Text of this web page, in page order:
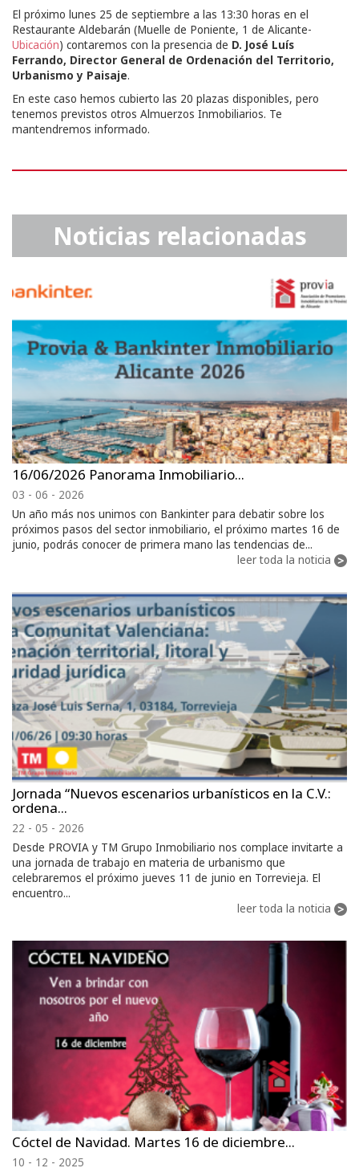
El próximo lunes 25 de septiembre a las 13:30 horas en el
Restaurante Aldebarán (Muelle de Poniente, 1 de Alicante-
Ubicación) contaremos con la presencia de D. José Luís
Ferrando, Director General de Ordenación del Territorio,
Urbanismo y Paisaje.
En este caso hemos cubierto las 20 plazas disponibles, pero
tenemos previstos otros Almuerzos Inmobiliarios. Te
mantendremos informado.
Noticias relacionadas
16/06/2026 Panorama Inmobiliario...
03 - 06 - 2026
Un año más nos unimos con Bankinter para debatir sobre los
próximos pasos del sector inmobiliario, el próximo martes 16 de
junio, podrás conocer de primera mano las tendencias de...
leer toda la noticia
Jornada “Nuevos escenarios urbanísticos en la C.V.:
ordena...
22 - 05 - 2026
Desde PROVIA y TM Grupo Inmobiliario nos complace invitarte a
una jornada de trabajo en materia de urbanismo que
celebraremos el próximo jueves 11 de junio en Torrevieja. El
encuentro...
leer toda la noticia
Cóctel de Navidad. Martes 16 de diciembre...
10 - 12 - 2025